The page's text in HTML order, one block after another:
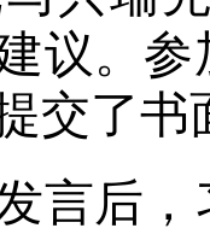
议。
交了书
后，